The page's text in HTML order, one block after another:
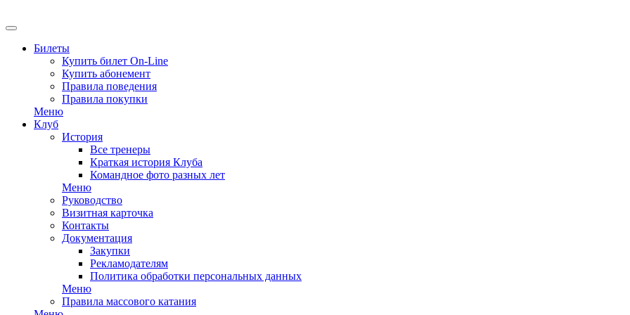
Билеты
Купить билет On-Line
Купить абонемент
Правила поведения
Правила покупки
Меню
Клуб
История
Все тренеры
Краткая история Клуба
Командное фото разных лет
Меню
Руководство
Визитная карточка
Контакты
Документация
Закупки
Рекламодателям
Политика обработки персональных данных
Меню
Правила массового катания